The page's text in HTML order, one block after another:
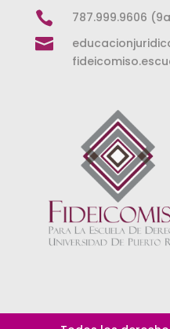
 787.999.9606
